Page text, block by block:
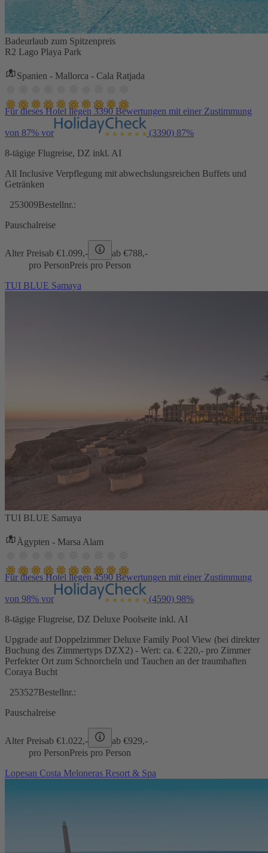
Badeurlaub zum Spitzenpreis
R2 Lago Playa Park
Spanien - Mallorca - Cala Ratjada
Für dieses Hotel liegen 3390 Bewertungen mit einer Zustimmung
von 87% vor (3390) 87%
8-tägige Flugreise, DZ inkl. AI
All Inclusive Verpflegung mit abwechslungsreichen Buffets und
Getränken
253009Bestellnr.:
Pauschalreise
Alter Preisab €1.099,- ab €788,-
pro PersonPreis pro Person
TUI BLUE Samaya
TUI BLUE Samaya
Ägypten - Marsa Alam
Für dieses Hotel liegen 4590 Bewertungen mit einer Zustimmung
von 98% vor (4590) 98%
8-tägige Flugreise, DZ Deluxe Poolseite inkl. AI
Upgrade auf Doppelzimmer Deluxe Family Pool View (bei direkter
Buchung des Zimmertyps DZX2) - Wert: ca. € 220,- pro Zimmer
Perfekter Ort zum Schnorcheln und Tauchen an der traumhaften
Coraya Bucht
253527Bestellnr.:
Pauschalreise
Alter Preisab €1.022,- ab €929,-
pro PersonPreis pro Person
Lopesan Costa Meloneras Resort & Spa